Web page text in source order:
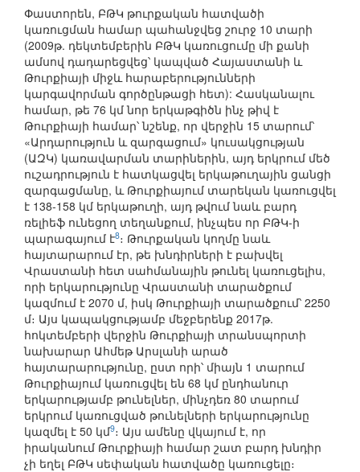
Փաստորեն, ԲԹԿ թուրքական հատվածի
կառուցման համար պահանջվեց շուրջ 10 տարի
(2009թ. դեկտեմբերին ԲԹԿ կառուցումը մի քանի
ամսով դադարեցվեց՝ կապված Հայաստանի և
Թուրքիայի միջև հարաբերությունների
կարգավորման գործընթացի հետ): Հասկանալու
համար, թե 76 կմ նոր երկաթգիծն ինչ թիվ է
Թուրքիայի համար՝ նշենք, որ վերջին 15 տարում՝
«Արդարություն և զարգացում» կուսակցության
(ԱԶԿ) կառավարման տարիներին, այդ երկրում մեծ
ուշադրություն է հատկացվել երկաթուղային ցանցի
զարգացմանը, և Թուրքիայում տարեկան կառուցվել
է 138-158 կմ երկաթուղի, այդ թվում նաև բարդ
ռելիեֆ ունեցող տեղանքում, ինչպես որ ԲԹԿ-ի
պարագայում է8։ Թուրքական կողմը նաև
հայտարարում էր, թե խնդիրների է բախվել
Վրաստանի հետ սահմանային թունել կառուցելիս,
որի երկարությունը Վրաստանի տարածքում
կազմում է 2070 մ, իսկ Թուրքիայի տարածքում՝ 2250
մ։ Այս կապակցությամբ մեջբերենք 2017թ.
հոկտեմբերի վերջին Թուրքիայի տրանսպորտի
նախարար Ահմեթ Արսլանի արած
հայտարարությունը, ըստ որի՝ միայն 1 տարում
Թուրքիայում կառուցվել են 68 կմ ընդհանուր
երկարությամբ թունելներ, մինչդեռ 80 տարում
երկրում կառուցված թունելների երկարությունը
կազմել է 50 կմ9։ Այս ամենը վկայում է, որ
իրականում Թուրքիայի համար շատ բարդ խնդիր
չի եղել ԲԹԿ սեփական հատվածը կառուցելը։